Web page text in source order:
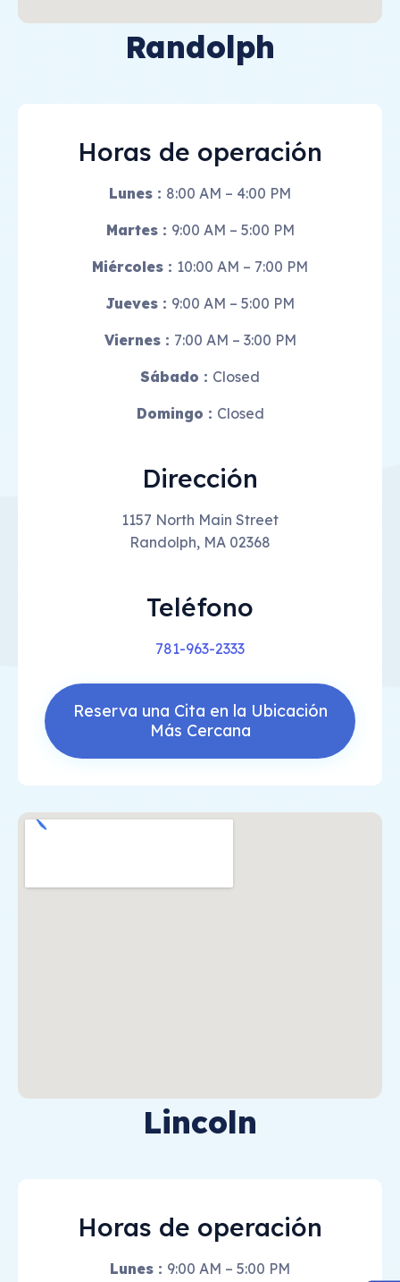
Randolph
Horas de operación
Lunes : 8:00 AM – 4:00 PM
Martes : 9:00 AM – 5:00 PM
Miércoles : 10:00 AM – 7:00 PM
Jueves : 9:00 AM – 5:00 PM
Viernes : 7:00 AM – 3:00 PM
Sábado : Closed
Domingo : Closed
Dirección
1157 North Main Street
Randolph, MA 02368
Teléfono
781-963-2333
Reserva una Cita en la Ubicación
Más Cercana
Lincoln
Horas de operación
Lunes : 9:00 AM – 5:00 PM